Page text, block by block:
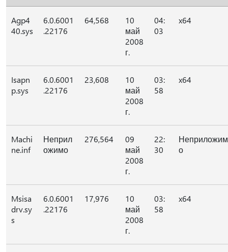
Agp4
40.sys
6.0.6001
.22176
64,568
10
май
2008
г.
04:
03
x64
Isapn
p.sys
6.0.6001
.22176
23,608
10
май
2008
г.
03:
58
x64
Machi
ne.inf
Неприл
ожимо
276,564
09
май
2008
г.
22:
30
Неприложим
о
Msisa
drv.sy
s
6.0.6001
.22176
17,976
10
май
2008
г.
03:
58
x64